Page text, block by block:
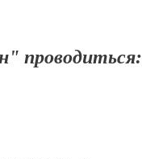
проводиться: